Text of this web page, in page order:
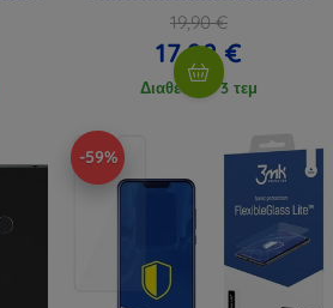
19,90 €
17,92 €
Διαθέσιμο 3 τεμ
-59%